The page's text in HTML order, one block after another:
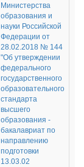
Министерства
образования и
науки Российской
Федерации от
28.02.2018 № 144
"Об утверждении
федерального
государственного
образовательного
стандарта
высшего
образования -
бакалавриат по
направлению
подготовки
13.03.02